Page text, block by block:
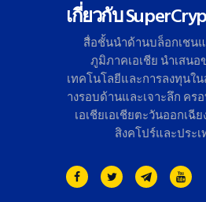
เกี่ยวกับ
สื่อชั้นนำด้านบล็อกเชน
ภูมิภาคเอเชีย นำเสน
เทคโนโลยีและการลงทุนใ
างรอบด้านและเจาะลึก ค
เอเชียเอเชียตะวันออกเฉีย
สิงคโปร์และประ